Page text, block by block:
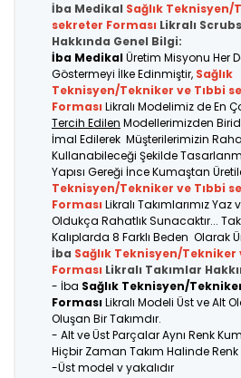
İba Medikal Sağlık Teknisyen/
sekreter Forması Likralı
Hakkında Genel Bilgi:
İba MedikalÜretim Misyonu Her
Göstermeyi İlke Edinmiştir, Sağlık
Teknisyen/Tekniker ve Tıbbi
Forması Likralı Modelimiz de En
Tercih Edilen Modellerimizden
İmal Edilerek Müşterilerimizin
Kullanabileceği Şekilde
Yapısı Gereği İnce Kumaştan
Teknisyen/Tekniker ve Tıbbi
Forması Likralı Takımlarımız Yaz
Oldukça Rahatlık Sunacaktır...
Kalıplarda 8 Farklı Beden Olarak
İba Sağlık Teknisyen/Tekniker
Forması Likralı Takımlar
- İba Sağlık Teknisyen/
FormasıLikralı Modeli Üst ve Alt
Oluşan Bir Takımdır.
- Alt ve Üst Parçalar Aynı Renk
Hiçbir Zaman Takım Halinde Renk
-Üst model v yakalıdır